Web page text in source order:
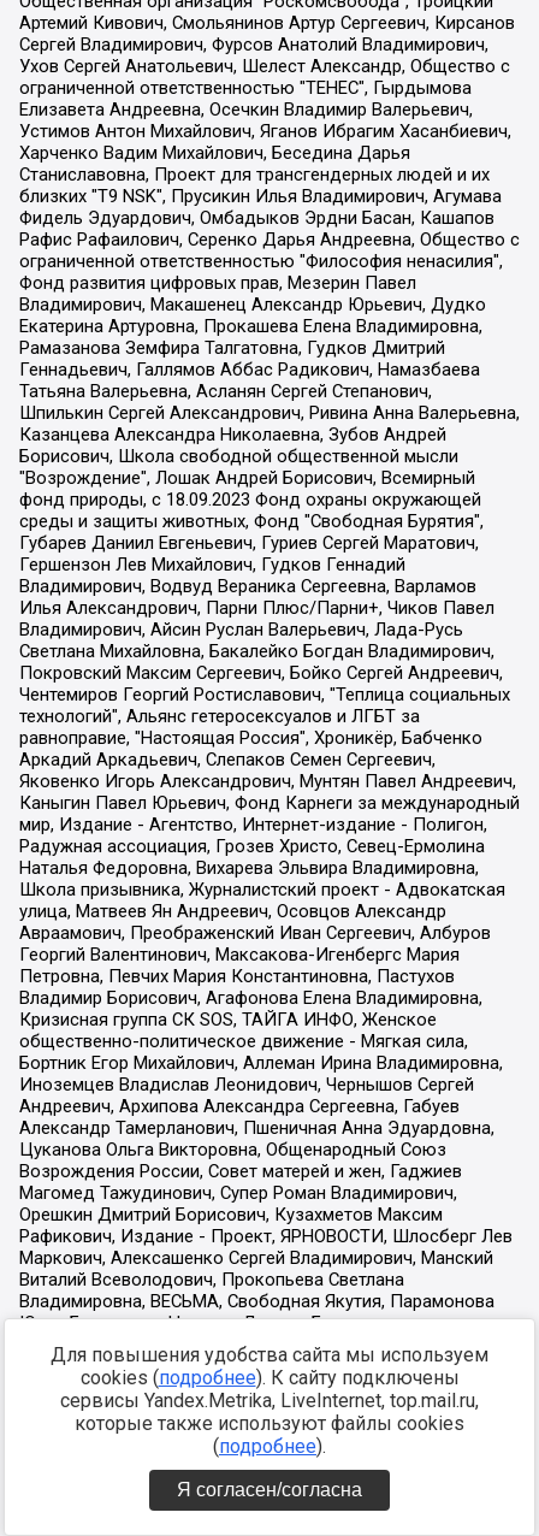
Для повышения удобства сайта мы используем
cookies (подробнее). К сайту подключены
сервисы Yandex.Metrika, LiveInternet, top.mail.ru,
которые также используют файлы cookies
(подробнее).
Я согласен/согласна